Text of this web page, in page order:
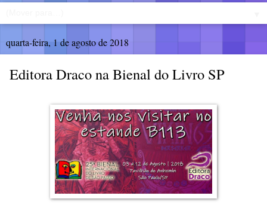
quarta-feira, 1 de agosto de 2018
Editora Draco na Bienal do Livro SP